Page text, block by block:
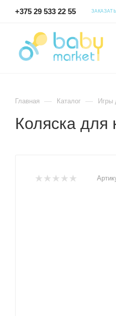
+375 29 533 22 55
Главная — Каталог — Игры
Коляска для